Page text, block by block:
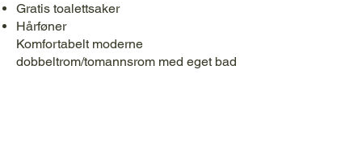
Gratis toalettsaker
Hårføner
Komfortabelt moderne
dobbeltrom/tomannsrom med eget bad